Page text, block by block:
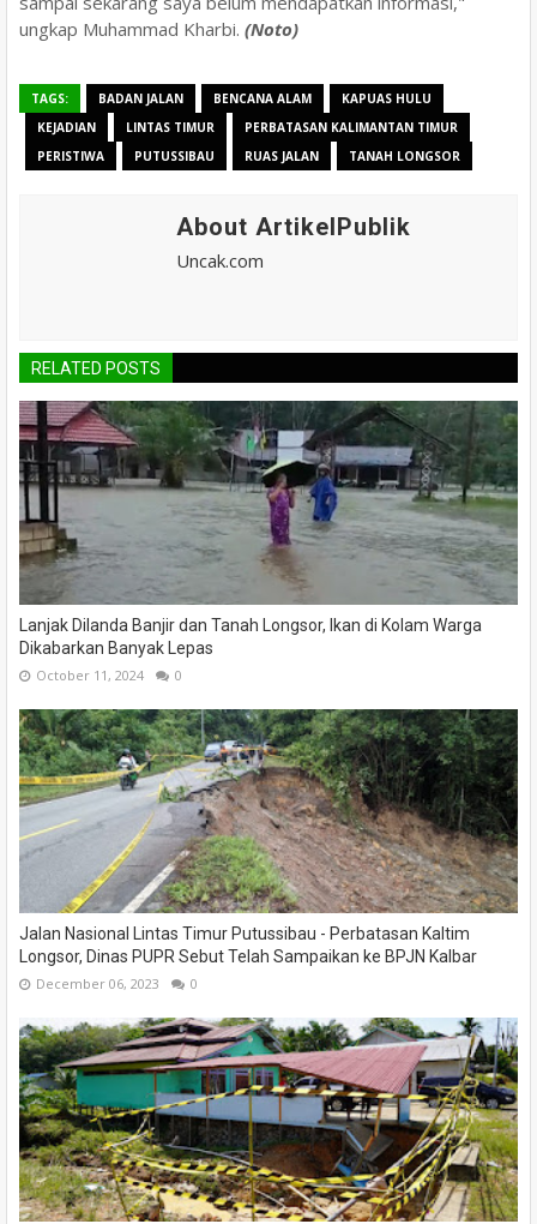
ungkap Muhammad Kharbi. (Noto)
TAGS: BADAN JALAN BENCANA ALAM
KAPUAS HULU
KEJADIAN
LINTAS TIMUR
PERBATASAN KALIMANTAN TIMUR
PERISTIWA
PUTUSSIBAU RUAS JALAN TANAH LONGSOR
About ArtikelPublik
Uncak.com
RELATED POSTS
Lanjak Dilanda Banjir dan Tanah Longsor, Ikan di Kolam Warga
Dikabarkan Banyak Lepas
October 11, 2024 0
Jalan Nasional Lintas Timur Putussibau - Perbatasan Kaltim
Longsor, Dinas PUPR Sebut Telah Sampaikan ke BPJN Kalbar
December 06, 2023 0